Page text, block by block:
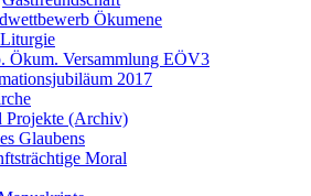
Ökumene
Ökum. Versammlung EÖV3
2017
Projekte (Archiv)
Glaubens
Moral